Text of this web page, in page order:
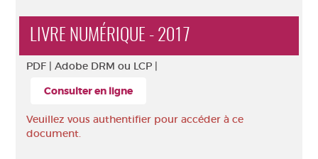
LIVRE NUMÉRIQUE - 2017
PDF | Adobe DRM ou LCP |
Consulter en ligne
Veuillez vous authentifier pour accéder à ce
document.